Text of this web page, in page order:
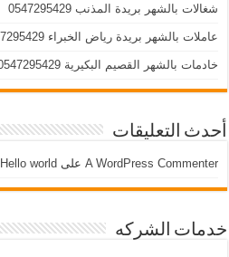
شغالات بالشهر بريدة المذنب 0547295429
عاملات بالشهر بريدة رياض الخبراء 0547295429
خادمات بالشهر القصيم البكيرية 0547295429
أحدث التعليقات
A WordPress Commenter علىHello world!
خدمات الشركه